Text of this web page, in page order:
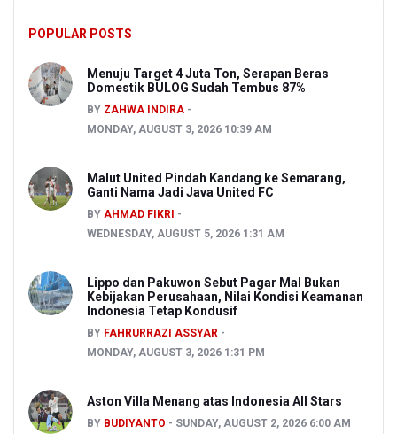
POPULAR POSTS
Menuju Target 4 Juta Ton, Serapan Beras
Domestik BULOG Sudah Tembus 87%
BY ZAHWA INDIRA
MONDAY, AUGUST 3, 2026 10:39 AM
Malut United Pindah Kandang ke Semarang,
Ganti Nama Jadi Java United FC
BY AHMAD FIKRI
WEDNESDAY, AUGUST 5, 2026 1:31 AM
Lippo dan Pakuwon Sebut Pagar Mal Bukan
Kebijakan Perusahaan, Nilai Kondisi Keamanan
Indonesia Tetap Kondusif
BY FAHRURRAZI ASSYAR
MONDAY, AUGUST 3, 2026 1:31 PM
Aston Villa Menang atas Indonesia All Stars
BY BUDIYANTO SUNDAY, AUGUST 2, 2026 6:00 AM